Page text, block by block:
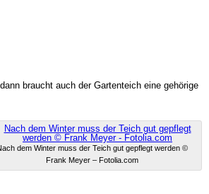
braucht auch der Gartenteich eine gehörige
dem Winter muss der Teich gut gepflegt werden ©
Frank Meyer – Fotolia.com